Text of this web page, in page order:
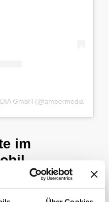
GmbH (@ambermedia_gmbh)
im
amber LED TRUCK: